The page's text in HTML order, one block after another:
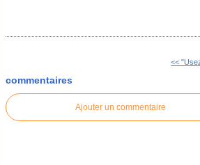
<<
commentaires
Ajouter un commentaire